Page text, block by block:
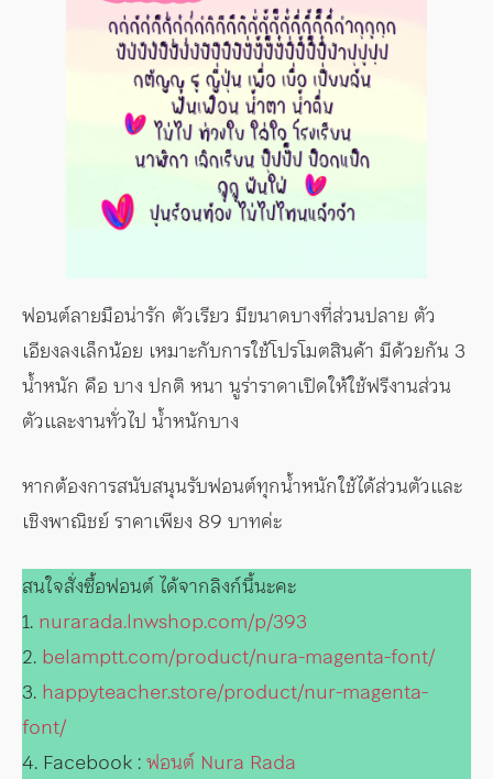
ฟอนต์ลายมือน่ารัก ตัวเรียว มีขนาดบางที่ส่วนปลาย ตัว
เอียงลงเล็กน้อย เหมาะกับการใช้โปรโมตสินค้า มีด้วยกัน 3
น้ำหนัก คือ บาง ปกติ หนา นูร่าราดาเปิดให้ใช้ฟรีงานส่วน
ตัวและงานทั่วไป น้ำหนักบาง
หากต้องการสนับสนุนรับฟอนต์ทุกน้ำหนักใช้ได้ส่วนตัวและ
เชิงพาณิชย์ ราคาเพียง 89 บาทค่ะ
สนใจสั่งซื้อฟอนต์ ได้จากลิงก์นี้นะคะ
1. nurarada.lnwshop.com/p/393
2. belamptt.com/product/nura-magenta-font/
3. happyteacher.store/product/nur-magenta-
font/
4. Facebook :ฟอนต์ Nura Rada